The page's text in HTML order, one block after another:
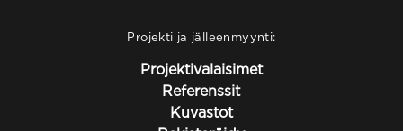
Projekti ja jälleenmyynti:
Projektivalaisimet
Referenssit
Kuvastot